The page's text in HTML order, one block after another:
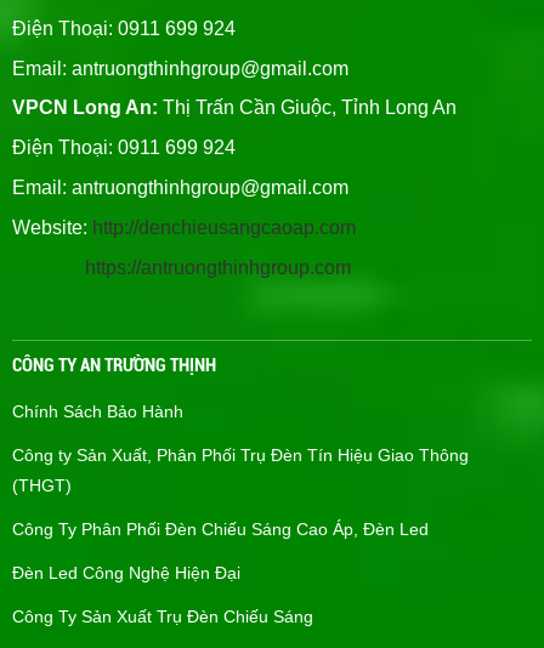
Điện Thoại: 0911 699 924
Email: antruongthinhgroup@gmail.com
VPCN Long An: Thị Trấn Cần Giuộc, Tỉnh Long An
Điện Thoại: 0911 699 924
Email: antruongthinhgroup@gmail.com
Website: http://denchieusangcaoap.com
https://antruongthinhgroup.com
CÔNG TY AN TRƯỜNG THỊNH
Chính Sách Bảo Hành
Công ty Sản Xuất, Phân Phối Trụ Đèn Tín Hiệu Giao Thông
(THGT)
Công Ty Phân Phối Đèn Chiếu Sáng Cao Áp, Đèn Led
Đèn Led Công Nghệ Hiện Đại
Công Ty Sản Xuất Trụ Đèn Chiếu Sáng